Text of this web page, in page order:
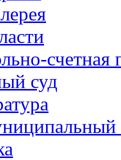
счетная
суд